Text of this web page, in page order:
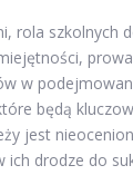
rola szkolnych
w
będą
jest
drodze do